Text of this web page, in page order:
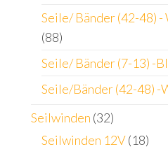
Seile/ Bänder (42-48) -
(88)
Seile/ Bänder (7-13) -
Seile/Bänder (42-48) -
Seilwinden (32)
Seilwinden 12V (18)